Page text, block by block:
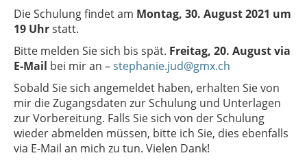
Die Schulung findet am Montag, 30. August 2021 um
19 Uhrstatt.
Bitte melden Sie sich bis spät. Freitag, 20. August via
E-Mail bei mir an –stephanie.jud@gmx.ch
Sobald Sie sich angemeldet haben, erhalten Sie von
mir die Zugangsdaten zur Schulung und Unterlagen
zur Vorbereitung. Falls Sie sich von der Schulung
wieder abmelden müssen, bitte ich Sie, dies ebenfalls
via E-Mail an mich zu tun. Vielen Dank!